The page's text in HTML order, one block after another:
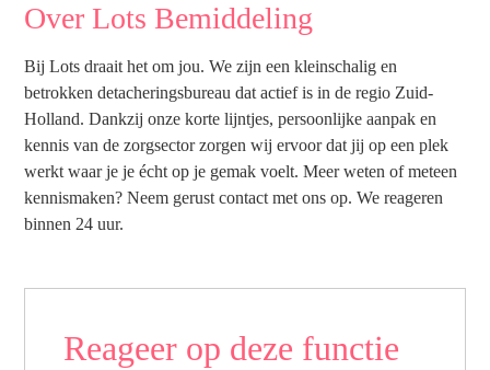
Over Lots Bemiddeling
Bij Lots draait het om jou. We zijn een kleinschalig en
betrokken detacheringsbureau dat actief is in de regio Zuid-
Holland. Dankzij onze korte lijntjes, persoonlijke aanpak en
kennis van de zorgsector zorgen wij ervoor dat jij op een plek
werkt waar je je écht op je gemak voelt. Meer weten of meteen
kennismaken? Neem gerust contact met ons op. We reageren
binnen 24 uur.
Reageer op deze functie